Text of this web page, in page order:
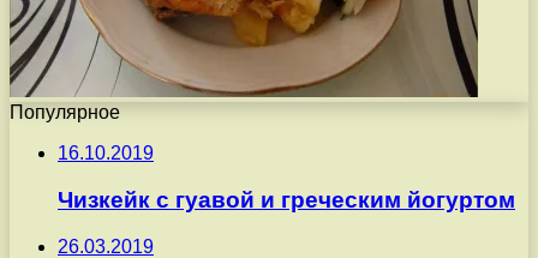
Популярное
16.10.2019
Чизкейк с гуавой и греческим йогуртом
26.03.2019